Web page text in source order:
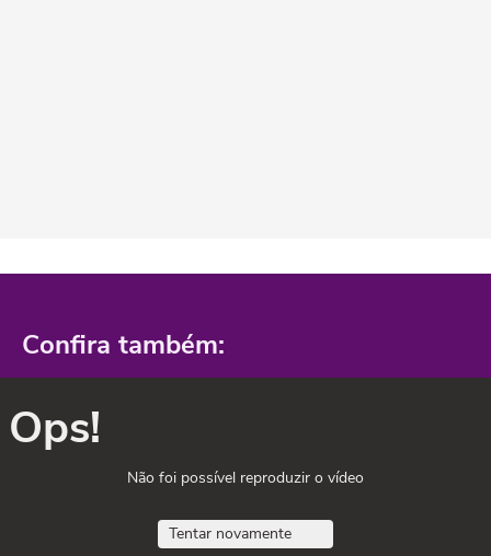
Confira também:
Ops!
Não foi possível reproduzir o vídeo
Tentar novamente